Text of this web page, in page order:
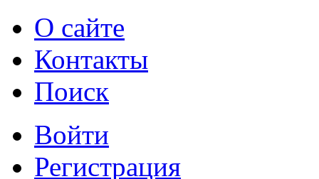
О сайте
Контакты
Поиск
Войти
Регистрация